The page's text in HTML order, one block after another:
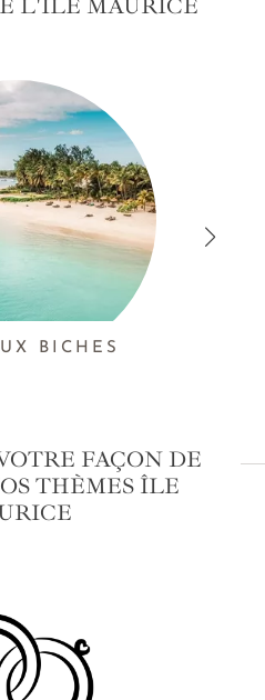
L'ÎLE MAURICE
BICHES
FAÇON DE
THÈMES ÎLE